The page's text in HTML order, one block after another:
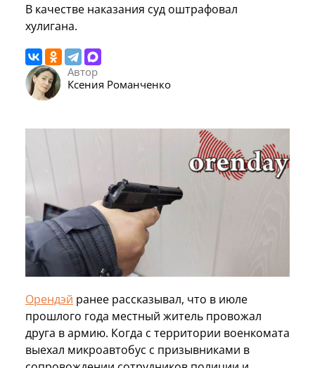
В качестве наказания суд оштрафовал
хулигана.
Автор
Ксения Романченко
Орендэй ранее рассказывал, что в июле
прошлого года местный житель провожал
друга в армию. Когда с территории военкомата
выехал микроавтобус с призывниками в